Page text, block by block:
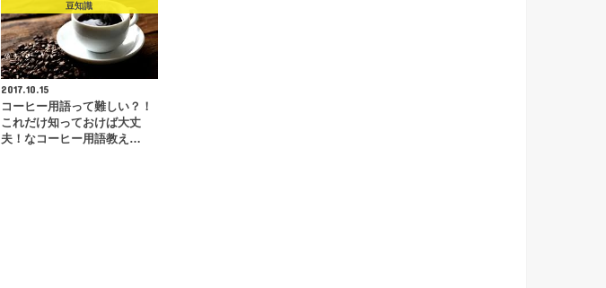
豆知識
2017.10.15
コーヒー用語って難しい？！
これだけ知っておけば大丈
夫！なコーヒー用語教え…